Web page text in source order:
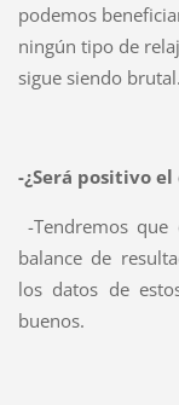
podemos
ningún tipo de
sigue siendo brutal.
-¿Será positivo
-Tendremos
balance de
los datos de
buenos.